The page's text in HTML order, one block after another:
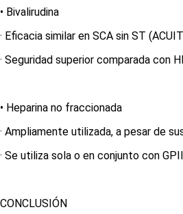
• Bivalirudina
· Eficacia similar en SCA sin ST
· Seguridad superior comparada con
• Heparina no fraccionada
· Ampliamente utilizada, a pesar de
· Se utiliza sola o en conjunto con
CONCLUSIÓN